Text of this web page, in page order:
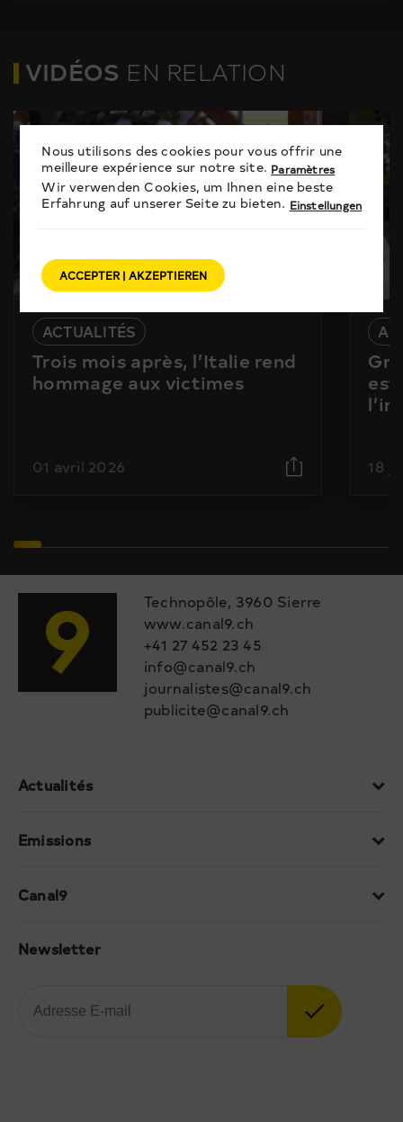
VIDÉOS EN RELATION
ACTUALITÉS
Trois mois après, l’Italie rend
hommage aux victimes
01 avril 2026
est
18
Technopôle, 3960 Sierre
www.canal9.ch
+41 27 452 23 45
info@canal9.ch
journalistes@canal9.ch
publicite@canal9.ch
Actualités
Emissions
Canal9
Newsletter
Nous utilisons des cookies pour vous offrir une
meilleure expérience sur notre site. Paramètres
Wir verwenden Cookies, um Ihnen eine beste
Erfahrung auf unserer Seite zu bieten. Einstellungen
ACCEPTER | AKZEPTIEREN